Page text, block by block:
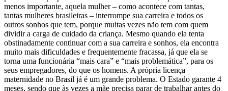
menos importante, aquela mulher – como acontece com tantas,
tantas mulheres brasileiras – interrompe sua carreira e todos os
outros sonhos que tem, porque muitas vezes não tem com quem
dividir a carga de cuidado da criança. Mesmo quando ela tenta
obstinadamente continuar com a sua carreira e sonhos, ela encontra
muito mais dificuldades e frequentemente fracassa, já que ela se
torna uma funcionária “mais cara” e “mais problemática”, para os
seus empregadores, do que os homens. A própria licença
maternidade no Brasil já é um grande problema. O Estado garante 4
meses, sendo que às vezes a mãe precisa parar de trabalhar antes do